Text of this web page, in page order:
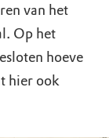
van het
Op het
hoeve
hier ook